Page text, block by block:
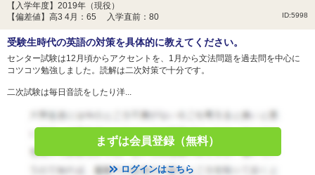
【入学年度】2019年（現役）
【偏差値】高3 4月：65 入学直前：80
ID:5998
受験生時代の英語の対策を具体的に教えてください。
センター試験は12月頃からアクセントを、1月から文法問題を過去問を中心に
コツコツ勉強しました。読解は二次対策で十分です。
二次試験は毎日音読をしたり洋...
まずは会員登録（無料）
ログインはこちら